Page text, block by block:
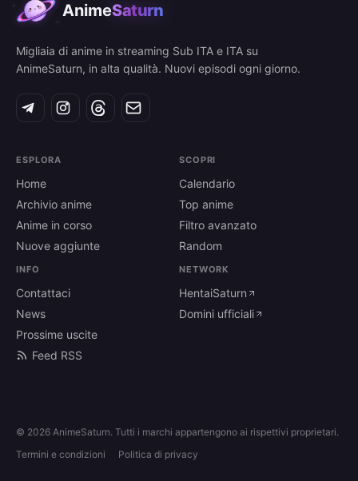
AnimeSaturn
Migliaia di anime in streaming Sub ITA e ITA su
AnimeSaturn, in alta qualità. Nuovi episodi ogni giorno.
ESPLORA
Home
Archivio anime
Anime in corso
Nuove aggiunte
SCOPRI
Calendario
Top anime
Filtro avanzato
Random
INFO
Contattaci
News
Prossime uscite
Feed RSS
NETWORK
HentaiSaturn
Domini ufficiali
© 2026 AnimeSaturn. Tutti i marchi appartengono ai rispettivi proprietari.
Termini e condizioni
Politica di privacy